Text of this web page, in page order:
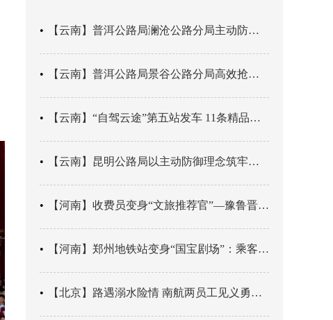
【云南】普洱公路局澜沧公路分局主动防御成功处置214国道山体崩塌险情
【云南】普洱公路局景谷公路分局高效抢通紧急送医村路
【云南】“自驾云途”第五站发车 11条精品线路串起全域风光
【云南】昆明公路局以主动防御理念筑牢汛期安全防线
【河南】收费员变身“文旅推荐官”—豫鲁晋四地市交旅融合让游客一下高速就“入戏”
【河南】郑州地铁站变身“国宝剧场”：乘客刚出车厢，就“入戏”千年
【北京】路遇溺水险情 南航两员工见义勇为科学施救